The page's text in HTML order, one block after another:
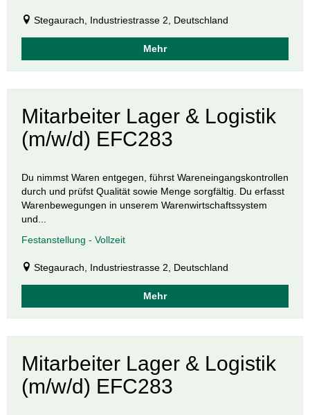
Stegaurach, Industriestrasse 2, Deutschland
Mehr
Mitarbeiter Lager & Logistik
(m/w/d) EFC283
Du nimmst Waren entgegen, führst Wareneingangskontrollen
durch und prüfst Qualität sowie Menge sorgfältig. Du erfasst
Warenbewegungen in unserem Warenwirtschaftssystem
und...
Festanstellung - Vollzeit
Stegaurach, Industriestrasse 2, Deutschland
Mehr
Mitarbeiter Lager & Logistik
(m/w/d) EFC283